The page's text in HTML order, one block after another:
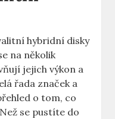
hybridní disky
na několik
jejich⁤ výkon ‌a
řada⁤ značek a
‍o ​tom, co
se pustíte do